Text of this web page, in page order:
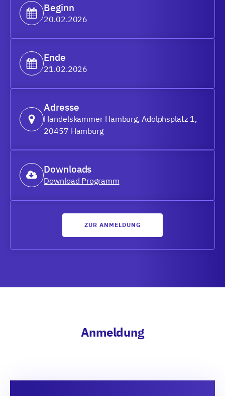
Beginn
20.02.2026
Ende
21.02.2026
Adresse
Handelskammer Hamburg, Adolphsplatz 1,
20457 Hamburg
Downloads
Download Programm
ZUR ANMELDUNG
Anmeldung